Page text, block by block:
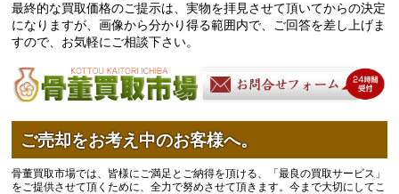
最終的な買取価格のご提示は、実物を拝見させて頂いてからの決定
になりますが、画像から分かり得る範囲内で、ご回答を差し上げま
すので、お気軽にご相談下さい。
ご売却をお考え中のお客様へ。
骨董買取市場では、皆様にご満足とご納得を頂ける、「最良の買取サービス」
をご提供させて頂くために、全力で努めさせて頂きます。今まで大切にしてこ